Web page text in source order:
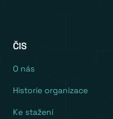
ČIS
O nás
Historie organizace
Ke stažení